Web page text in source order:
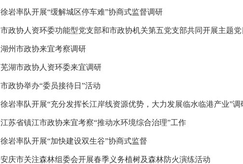
人资环委
5月7日上午，市政协举办“委员活动日”暨“缓解城区停车难”协商式监督
人资环委
徐岩率队开展“缓解城区停车难”协商式监督调研
4月11日，市政协党组成员、副主席徐岩率队开展开展“缓解城区停车难”
人资环委
市政协人资环委功能型党支部和市政协机关第五党支部共同开展主题党
11月6日上午，市政协人资环委功能型党支部会同市政协机关第五党支部
人资环委
湖州市政协来宜考察调研
10月29日至30日，湖州市政协副主席高东率考察组来宜，围绕生态文明
人资环委
芜湖市政协人资环委来宜调研
6月4日至5日，芜湖市政协人资环委主任曹锦平率队，来宜开展“推进城市
人资环委
市政协举办“委员接待日”活动
5月31日，市政协党组成员、副主席徐岩组织开展“委员接待日”暨“宜协
人资环委
徐岩率队开展“充分发挥长江岸线资源优势，大力发展临水临港产业”调
5月23日至24日，市政协党组成员、副主席徐岩，市政协副秘书长王文生
人资环委
江苏省镇江市政协来宜考察“推动水环境综合治理”工作
4月24日至25日，江苏省镇江市政协副主席卢道富一行来宜考察“推动水
人资环委
徐岩率队开展“加快建设双生谷”协商式监督
4月16日，市政协党组成员、副主席徐岩率队开展“加快建设双生谷”协商
安庆市关注森林组委会开展春季义务植树及森林防火演练活动